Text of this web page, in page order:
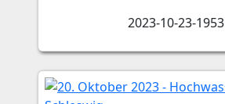
2023-10-23-1953